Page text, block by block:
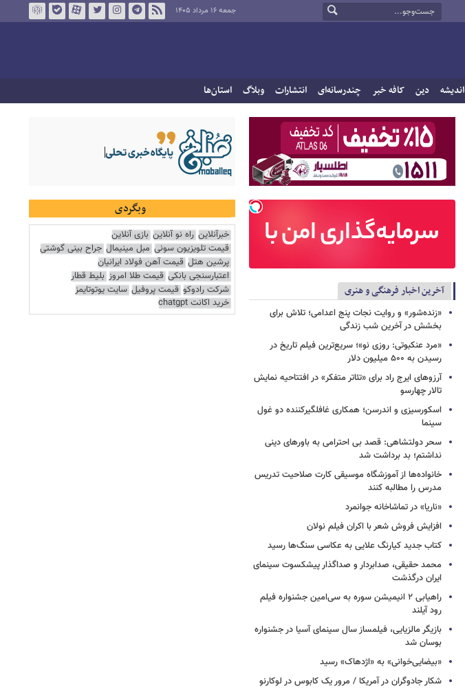
جمعه ۱۶ مرداد ۱۴۰۵
اندیشه دین کافه خبر چندرسانه‌ای انتشارات وبلاگ استان‌ها
آخرین اخبار فرهنگی و هنری
«زنده‌شور» و روایت نجات پنج اعدامی؛ تلاش برای
بخشش در آخرین شب زندگی
«مرد عنکبوتی: روزی نو»؛ سریع‌ترین فیلم تاریخ در
رسیدن به ۵۰۰ میلیون دلار
آرزوهای ایرج راد برای «تئاتر متفکر» در افتتاحیه نمایش
تالار چهارسو
اسکورسیزی و اندرسن؛ همکاری غافلگیرکننده دو غول
سینما
سحر دولتشاهی: قصد بی احترامی به باورهای دینی
نداشتم؛ بد برداشت شد
خانواده‌ها از آموزشگاه موسیقی کارت صلاحیت تدریس
مدرس را مطالبه کنند
«ناریا» در تماشاخانه جوانمرد
افزایش فروش شعر با اکران فیلم نولان
کتاب جدید کیارنگ علایی به عکاسی سنگ‌ها رسید
محمد حقیقی، صدابردار و صداگذار پیشکسوت سینمای
ایران درگذشت
راهیابی ۲ انیمیشن سوره به سی‌امین جشنواره فیلم
رود آیلند
بازیگر مالزیایی، فیلمساز سال سینمای آسیا در جشنواره
بوسان شد
«بیضایی‌خوانی» به «اژدهاک» رسید
شکار جادوگران در آمریکا / مرور یک کابوس در لوکارنو
وبگردی
خبرآنلاین راه نو آنلاین بازی آنلاین
قیمت تلویزیون سونی مبل مینیمال جراح بینی گوشتی
پرشین هتل قیمت آهن فولاد ایرانیان
اعتبارسنجی بانکی قیمت طلا امروز بلیط قطار
شرکت رادوکو قیمت پروفیل سایت یوتوتایمز
خرید اکانت chatgpt